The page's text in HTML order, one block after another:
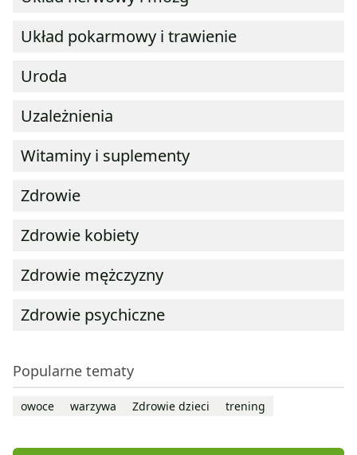
Układ pokarmowy i trawienie
Uroda
Uzależnienia
Witaminy i suplementy
Zdrowie
Zdrowie kobiety
Zdrowie mężczyzny
Zdrowie psychiczne
Popularne tematy
owoce warzywa Zdrowie dzieci trening